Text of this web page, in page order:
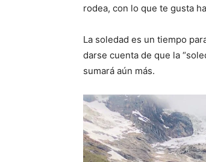
rodea, con lo que te gusta
La soledad es un tiempo
darse cuenta de que la
sumará aún más.